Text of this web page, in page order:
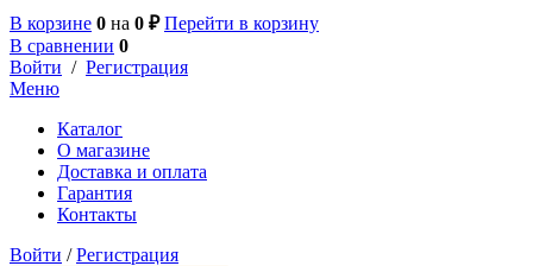
В корзине 0 на 0 ₽ Перейти в корзину
В сравнении 0
Войти / Регистрация
Меню
Каталог
О магазине
Доставка и оплата
Гарантия
Контакты
Войти / Регистрация